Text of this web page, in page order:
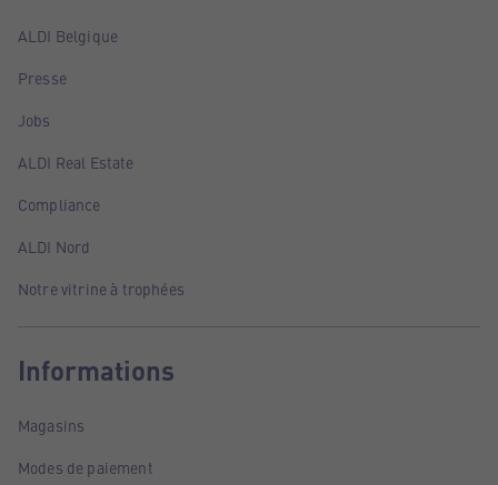
ALDI Belgique
Presse
Jobs
ALDI Real Estate
Compliance
ALDI Nord
Notre vitrine à trophées
Informations
Magasins
Modes de paiement